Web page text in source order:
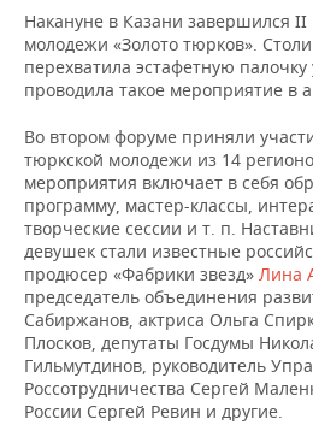
Накануне в Казани завершился
молодежи «Золото тюрков».
перехватила эстафетную
проводила такое мероприятие в
Во втором форуме приняли
тюркской молодежи из 14
мероприятия включает в себя
программу, мастер-классы,
творческие сессии и т. п.
девушек стали известные
продюсер «Фабрики звезд» Лина
председатель объединения
Сабиржанов, актриса Ольга
Плосков, депутаты Госдумы
Гильмутдинов, руководитель
Россотрудничества Сергей
России Сергей Ревин и другие.